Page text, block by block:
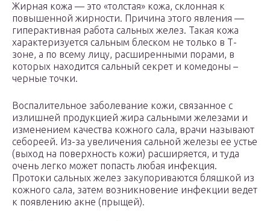
Жирная кожа — это «толстая» кожа, склонная к
повышенной жирности. Причина этого явления —
гиперактивная работа сальных желез. Такая кожа
характеризуется сальным блеском не только в Т-
зоне, а по всему лицу, расширенными порами, в
которых находится сальный секрет и комедоны –
черные точки.
Воспалительное заболевание кожи, связанное с
излишней продукцией жира сальными железами и
изменением качества кожного сала, врачи называют
себореей. Из-за увеличения сальной железы ее устье
(выход на поверхность кожи) расширяется, и туда
очень легко может попасть любая инфекция.
Протоки сальных желез закупориваются бляшкой из
кожного сала, затем возникновение инфекции ведет
к появлению акне (прыщей).